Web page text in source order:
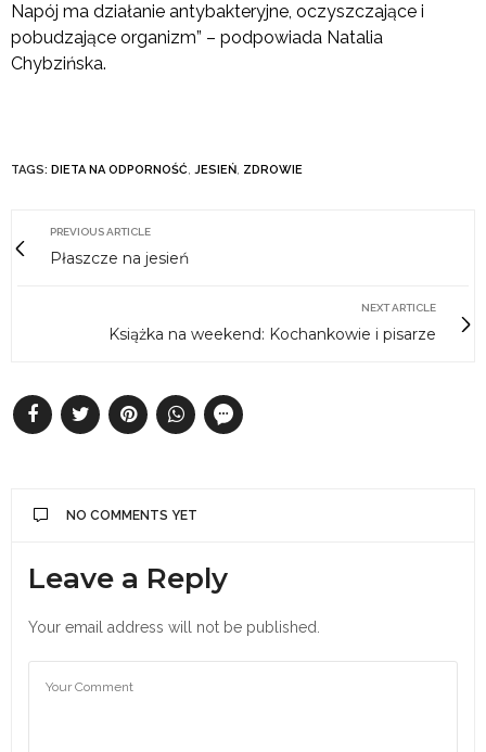
Napój ma działanie antybakteryjne, oczyszczające i
pobudzające organizm” – podpowiada Natalia
Chybzińska.
TAGS: DIETA NA ODPORNOŚĆ, JESIEŃ, ZDROWIE
PREVIOUS ARTICLE
Płaszcze na jesień
NEXT ARTICLE
Książka na weekend: Kochankowie i pisarze
NO COMMENTS YET
Leave a Reply
Your email address will not be published.